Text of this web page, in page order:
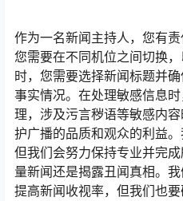
作为一名新闻主持人，您有责
您需要在不同机位之间切换
时，您需要选择新闻标题并
事实情况。在处理敏感信息
理，涉及污言秽语等敏感内
护广播的品质和观众的利益。
但我们会努力保持专业并完
量新闻还是揭露丑闻真相。
提高新闻收视率，但我们也